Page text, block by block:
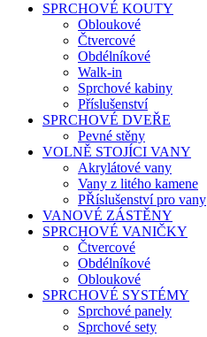
SPRCHOVÉ KOUTY
Obloukové
Čtvercové
Obdélníkové
Walk-in
Sprchové kabiny
Příslušenství
SPRCHOVÉ DVEŘE
Pevné stěny
VOLNĚ STOJÍCI VANY
Akrylátové vany
Vany z litého kamene
PŘíslušenství pro vany
VANOVÉ ZÁSTĚNY
SPRCHOVÉ VANIČKY
Čtvercové
Obdélníkové
Obloukové
SPRCHOVÉ SYSTÉMY
Sprchové panely
Sprchové sety